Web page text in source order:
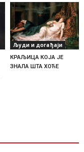
Људи и догађаји
КРАЉИЦА КОЈА ЈЕ
ЗНАЛА ШТА ХОЋЕ